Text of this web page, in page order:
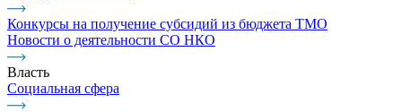
Конкурсы на получение субсидий из бюджета ТМО
Новости о деятельности СО НКО
Власть
Социальная сфера